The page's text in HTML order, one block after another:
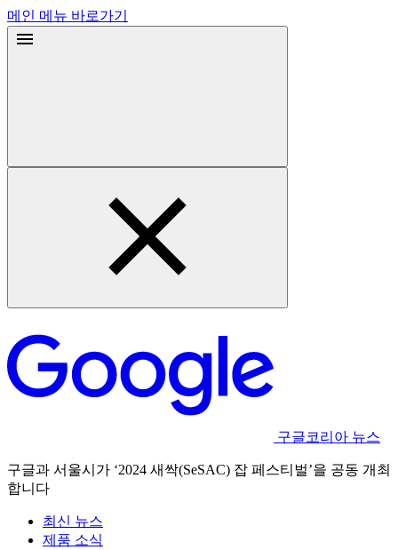
메인 메뉴 바로가기
구글코리아 뉴스
구글과 서울시가 ‘2024 새싹(SeSAC) 잡 페스티벌’을 공동 개최
합니다
최신 뉴스
제품 소식